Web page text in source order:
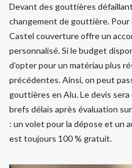
Devant des gouttières
changement de gouttière.
Castel couverture offre un
personnalisé. Si le budget
d’opter pour un matériau plus
précédentes. Ainsi, on peut
gouttières en Alu. Le devis
brefs délais après évaluation
: un volet pour la dépose et un
est toujours 100 % gratuit.